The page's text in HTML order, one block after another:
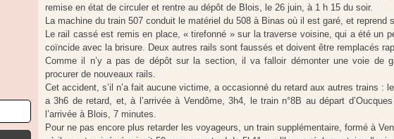
remise en état de circuler et rentre au dépôt de Blois, le 26 juin, à 1 h 15 du soir.
La machine du train 507 conduit le matériel du 508 à Binas où il est garé, et reprend
Le rail cassé est remis en place, « tirefonné » sur la traverse voisine, qui a été un
coïncide avec la brisure. Deux autres rails sont faussés et doivent être remplacés
Comme il n’y a pas de dépôt sur la section, il va falloir démonter une voie de
procurer de nouveaux rails.
Cet accident, s’il n’a fait aucune victime, a occasionné du retard aux autres trains :
a 3h6 de retard, et, à l’arrivée à Vendôme, 3h4, le train n°8B au départ
l’arrivée à Blois, 7 minutes.
Pour ne pas encore plus retarder les voyageurs, un train supplémentaire, formé à